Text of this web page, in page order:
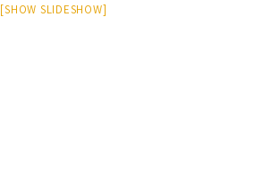
[SHOW SLIDESHOW]